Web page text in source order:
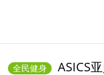
全民健身 ASICS